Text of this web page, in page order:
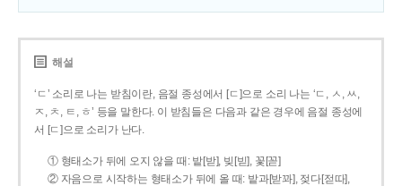
해설
‘ㄷ’ 소리로 나는 받침이란, 음절 종성에서 [ㄷ]으로 소리 나는 ‘ㄷ, ㅅ, ㅆ,
ㅈ, ㅊ, ㅌ, ㅎ’ 등을 말한다. 이 받침들은 다음과 같은 경우에 음절 종성에
서 [ㄷ]으로 소리가 난다.
① 형태소가 뒤에 오지 않을 때: 밭[받], 빚[빋], 꽃[꼳]
② 자음으로 시작하는 형태소가 뒤에 올 때: 밭과[받꽈], 젖다[젇따],